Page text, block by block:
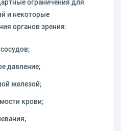
ограничения для
и некоторые
органов зрения:
давление;
железой;
крови;